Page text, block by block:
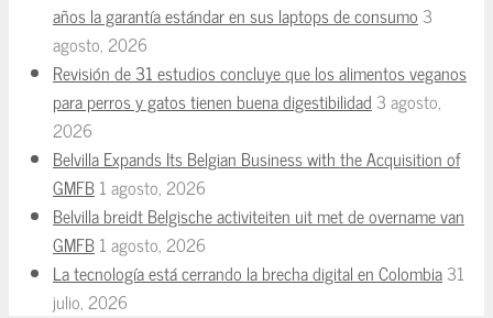
años la garantía estándar en sus laptops de consumo 3
agosto, 2026
Revisión de 31 estudios concluye que los alimentos veganos
para perros y gatos tienen buena digestibilidad 3 agosto,
2026
Belvilla Expands Its Belgian Business with the Acquisition of
GMFB1 agosto, 2026
Belvilla breidt Belgische activiteiten uit met de overname van
GMFB1 agosto, 2026
La tecnología está cerrando la brecha digital en Colombia31
julio, 2026